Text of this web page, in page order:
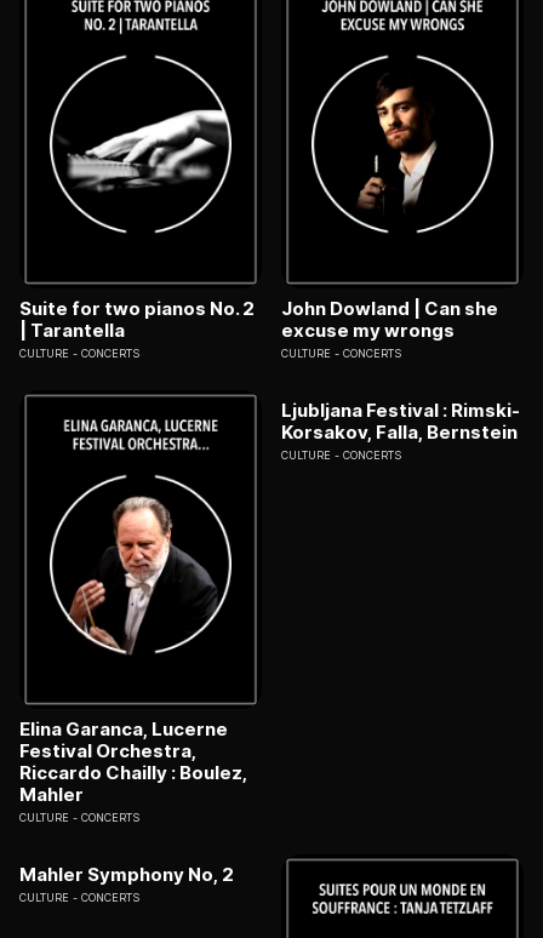
Suite for two pianos No. 2
| Tarantella
CULTURE CONCERTS
John Dowland | Can she
excuse my wrongs
CULTURE CONCERTS
Elina Garanca, Lucerne
Festival Orchestra,
Riccardo Chailly : Boulez,
Mahler
CULTURE CONCERTS
Ljubljana Festival : Rimski-
Korsakov, Falla, Bernstein
CULTURE CONCERTS
Mahler Symphony No, 2
CULTURE CONCERTS